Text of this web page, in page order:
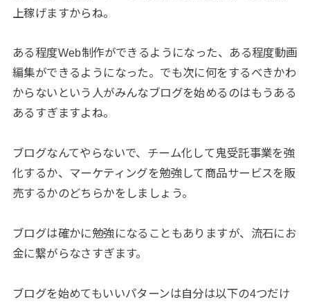
上稼げますからね。
ある程度Web制作ができるようになった、ある程度動画
編集ができるようになった。でも次に何をするべきかわ
からないという人がみんなブログを始めるのはもうある
あるすぎますよね。
ブログなんてやらないで、チーム化して鬼受託事業を強
化するか、マーケティングを勉強して商品サービスを販
売するかのどちらかをしましょう。
ブログは確かに勉強になることもありますが、流石にお
金に繋がらなさすぎます。
ブログを始めてもいいパターンは自分は以下の4つだけ